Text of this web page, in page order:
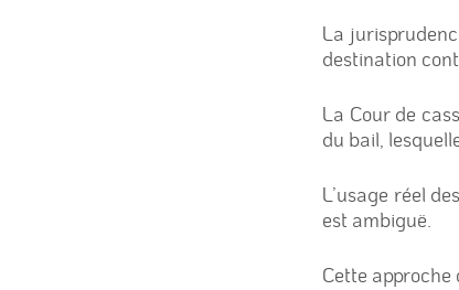
La
destination
La Cour de
du bail,
L’usage réel
est ambiguë.
Cette